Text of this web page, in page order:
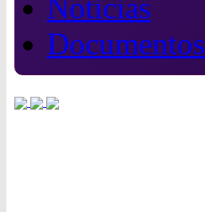
Noticias
Documentos